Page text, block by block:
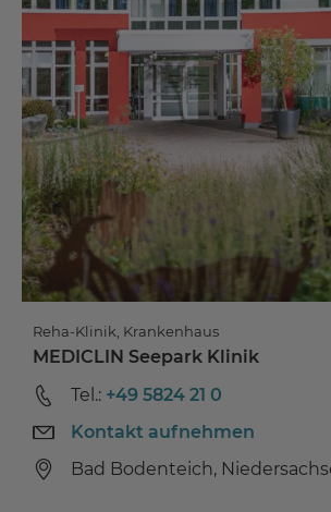
Reha-Klinik, Krankenhaus
MEDICLIN Seepark Klinik
Tel.: +49 5824 21 0
Kontakt aufnehmen
Bad Bodenteich,